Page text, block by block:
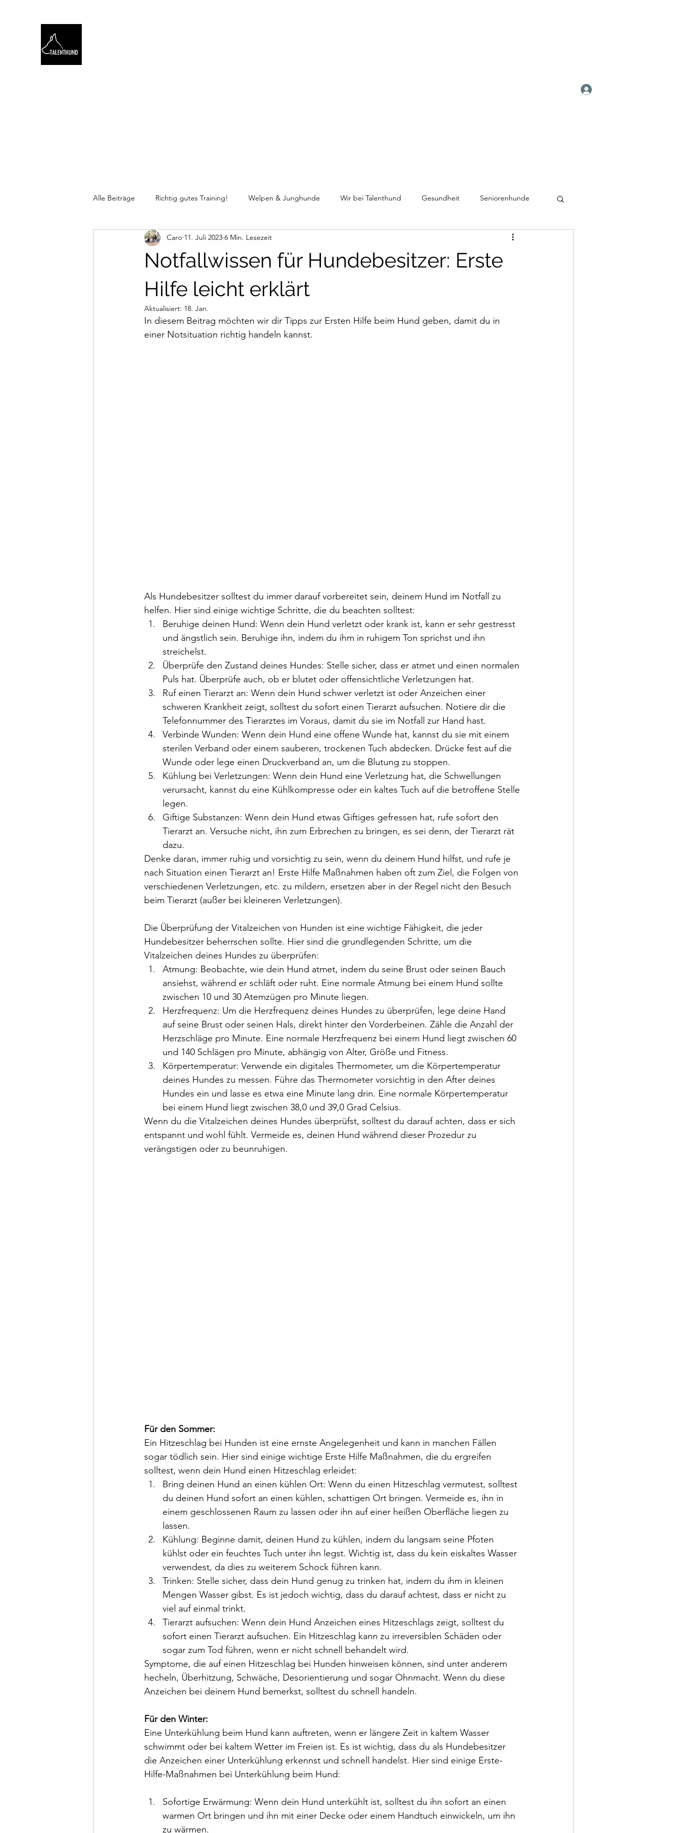
Alle Beiträge Richtig gutes Training! Welpen & Junghunde Wir bei Talenthund Gesundheit Seniorenhunde
Abenteuer Mantrailing nur via Link
Notfallwissen für Hundebesitzer: Erste
Hilfe leicht erklärt
Caro 11. Juli 2023 6 Min. Lesezeit
Aktualisiert: 18. Jan.
In diesem Beitrag möchten wir dir Tipps zur Ersten Hilfe beim Hund geben, damit du in
einer Notsituation richtig handeln kannst.
Als Hundebesitzer solltest du immer darauf vorbereitet sein, deinem Hund im Notfall zu
helfen. Hier sind einige wichtige Schritte, die du beachten solltest:
Beruhige deinen Hund: Wenn dein Hund verletzt oder krank ist, kann er sehr gestresst
und ängstlich sein. Beruhige ihn, indem du ihm in ruhigem Ton sprichst und ihn
streichelst.
Überprüfe den Zustand deines Hundes: Stelle sicher, dass er atmet und einen normalen
Puls hat. Überprüfe auch, ob er blutet oder offensichtliche Verletzungen hat.
Ruf einen Tierarzt an: Wenn dein Hund schwer verletzt ist oder Anzeichen einer
schweren Krankheit zeigt, solltest du sofort einen Tierarzt aufsuchen. Notiere dir die
Telefonnummer des Tierarztes im Voraus, damit du sie im Notfall zur Hand hast.
Verbinde Wunden: Wenn dein Hund eine offene Wunde hat, kannst du sie mit einem
sterilen Verband oder einem sauberen, trockenen Tuch abdecken. Drücke fest auf die
Wunde oder lege einen Druckverband an, um die Blutung zu stoppen.
Kühlung bei Verletzungen: Wenn dein Hund eine Verletzung hat, die Schwellungen
verursacht, kannst du eine Kühlkompresse oder ein kaltes Tuch auf die betroffene Stelle
legen.
Giftige Substanzen: Wenn dein Hund etwas Giftiges gefressen hat, rufe sofort den
Tierarzt an. Versuche nicht, ihn zum Erbrechen zu bringen, es sei denn, der Tierarzt rät
dazu.
Denke daran, immer ruhig und vorsichtig zu sein, wenn du deinem Hund hilfst, und rufe je
nach Situation einen Tierarzt an! Erste Hilfe Maßnahmen haben oft zum Ziel, die Folgen von
verschiedenen Verletzungen, etc. zu mildern, ersetzen aber in der Regel nicht den Besuch
beim Tierarzt (außer bei kleineren Verletzungen).
Die Überprüfung der Vitalzeichen von Hunden ist eine wichtige Fähigkeit, die jeder
Hundebesitzer beherrschen sollte. Hier sind die grundlegenden Schritte, um die
Vitalzeichen deines Hundes zu überprüfen:
Atmung: Beobachte, wie dein Hund atmet, indem du seine Brust oder seinen Bauch
ansiehst, während er schläft oder ruht. Eine normale Atmung bei einem Hund sollte
zwischen 10 und 30 Atemzügen pro Minute liegen.
Herzfrequenz: Um die Herzfrequenz deines Hundes zu überprüfen, lege deine Hand
auf seine Brust oder seinen Hals, direkt hinter den Vorderbeinen. Zähle die Anzahl der
Herzschläge pro Minute. Eine normale Herzfrequenz bei einem Hund liegt zwischen 60
und 140 Schlägen pro Minute, abhängig von Alter, Größe und Fitness.
Körpertemperatur: Verwende ein digitales Thermometer, um die Körpertemperatur
deines Hundes zu messen. Führe das Thermometer vorsichtig in den After deines
Hundes ein und lasse es etwa eine Minute lang drin. Eine normale Körpertemperatur
bei einem Hund liegt zwischen 38,0 und 39,0 Grad Celsius.
Wenn du die Vitalzeichen deines Hundes überprüfst, solltest du darauf achten, dass er sich
entspannt und wohl fühlt. Vermeide es, deinen Hund während dieser Prozedur zu
verängstigen oder zu beunruhigen.
Für den Sommer:
Ein Hitzeschlag bei Hunden ist eine ernste Angelegenheit und kann in manchen Fällen
sogar tödlich sein. Hier sind einige wichtige Erste Hilfe Maßnahmen, die du ergreifen
solltest, wenn dein Hund einen Hitzeschlag erleidet:
Bring deinen Hund an einen kühlen Ort: Wenn du einen Hitzeschlag vermutest, solltest
du deinen Hund sofort an einen kühlen, schattigen Ort bringen. Vermeide es, ihn in
einem geschlossenen Raum zu lassen oder ihn auf einer heißen Oberfläche liegen zu
lassen.
Kühlung: Beginne damit, deinen Hund zu kühlen, indem du langsam seine Pfoten
kühlst oder ein feuchtes Tuch unter ihn legst. Wichtig ist, dass du kein eiskaltes Wasser
verwendest, da dies zu weiterem Schock führen kann.
Trinken: Stelle sicher, dass dein Hund genug zu trinken hat, indem du ihm in kleinen
Mengen Wasser gibst. Es ist jedoch wichtig, dass du darauf achtest, dass er nicht zu
viel auf einmal trinkt.
Tierarzt aufsuchen: Wenn dein Hund Anzeichen eines Hitzeschlags zeigt, solltest du
sofort einen Tierarzt aufsuchen. Ein Hitzeschlag kann zu irreversiblen Schäden oder
sogar zum Tod führen, wenn er nicht schnell behandelt wird.
Symptome, die auf einen Hitzeschlag bei Hunden hinweisen können, sind unter anderem
hecheln, Überhitzung, Schwäche, Desorientierung und sogar Ohnmacht. Wenn du diese
Anzeichen bei deinem Hund bemerkst, solltest du schnell handeln.
Für den Winter:
Eine Unterkühlung beim Hund kann auftreten, wenn er längere Zeit in kaltem Wasser
schwimmt oder bei kaltem Wetter im Freien ist. Es ist wichtig, dass du als Hundebesitzer
die Anzeichen einer Unterkühlung erkennst und schnell handelst. Hier sind einige Erste-
Hilfe-Maßnahmen bei Unterkühlung beim Hund:
Sofortige Erwärmung: Wenn dein Hund unterkühlt ist, solltest du ihn sofort an einen
warmen Ort bringen und ihn mit einer Decke oder einem Handtuch einwickeln, um ihn
zu wärmen.